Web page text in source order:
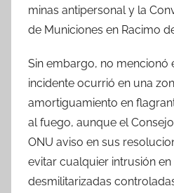
minas antipersonal y la
de Municiones en Racimo de
Sin embargo, no mencionó
incidente ocurrió en una
amortiguamiento en
al fuego, aunque el
ONU aviso en sus
evitar cualquier intrusión en
desmilitarizadas